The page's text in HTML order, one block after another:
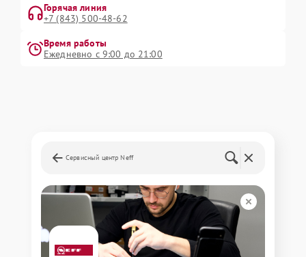
Горячая линия
+7 (843) 500-48-62
Время работы
Ежедневно с 9:00 до 21:00
Сервисный центр Neff